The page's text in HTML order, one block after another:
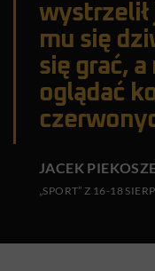
wystrzelił
mu się
się grać, a
oglądać
JACEK
„SPORT” Z 16-18